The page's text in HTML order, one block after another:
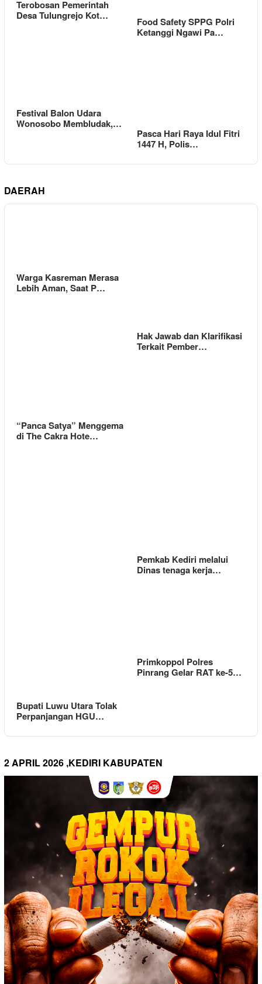
Terobosan Pemerintah
Desa Tulungrejo Kot…
Food Safety SPPG Polri
Ketanggi Ngawi Pa…
Festival Balon Udara
Wonosobo Membludak,…
Pasca Hari Raya Idul Fitri
1447 H, Polis…
DAERAH
Warga Kasreman Merasa
Lebih Aman, Saat P…
Hak Jawab dan Klarifikasi
Terkait Pember…
“Panca Satya” Menggema
di The Cakra Hote…
Pemkab Kediri melalui
Dinas tenaga kerja…
Bupati Luwu Utara Tolak
Perpanjangan HGU…
Primkoppol Polres
Pinrang Gelar RAT ke-5…
2 APRIL 2026 ,KEDIRI KABUPATEN